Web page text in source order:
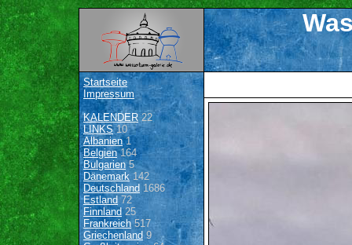
Startseite
Impressum
KALENDER22
LINKS10
Albanien1
Belgien164
Bulgarien 5
Dänemark142
Deutschland 1686
Estland 72
Finnland 25
Frankreich517
Griechenland9